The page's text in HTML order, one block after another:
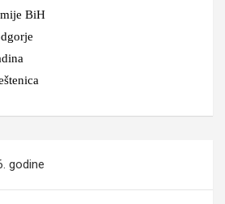
BiH
godine